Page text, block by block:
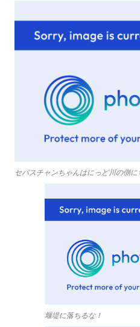
セバスチャンちゃんはにっど川の側に
堰堤に落ちるな！